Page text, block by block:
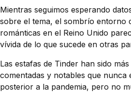
Mientras seguimos esperando
sobre el tema, el sombrío entorno
románticas en el Reino Unido
vívida de lo que sucede en otras
Las estafas de Tinder han sido
comentadas y notables que nunca
posterior a la pandemia, pero no